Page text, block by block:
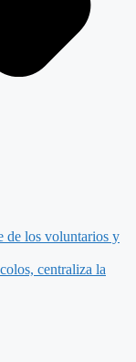
de los voluntarios y
centraliza la